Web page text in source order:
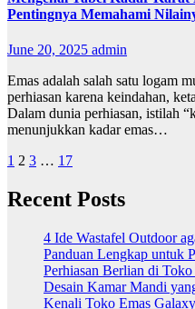
Pentingnya Memahami
June 20, 2025 admin
Emas adalah salah satu logam
perhiasan karena keindahan,
Dalam dunia perhiasan, istilah
menunjukkan kadar emas…
Posts
pagination
1 2 3 … 17
Recent Posts
4 Ide Wastafel Outdoor
Panduan Lengkap untuk
Perhiasan Berlian di
Desain Kamar Mandi
Kenali Toko Emas